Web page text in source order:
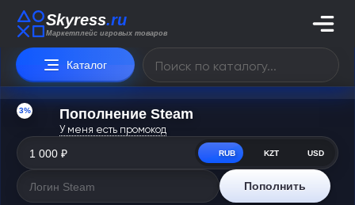
Skyress.ru
Маркетплейс игровых товаров
Каталог
3% Пополнение Steam
У меня есть промокод
RUB KZT USD
Пополнить